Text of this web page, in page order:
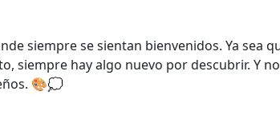
siempre se sientan bienvenidos. Ya sea
siempre hay algo nuevo por descubrir. Y
🎨💭